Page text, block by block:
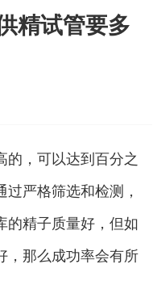
精试管要多
，可以达到百分之
严格筛选和检测，
的精子质量好，但如
，那么成功率会有所